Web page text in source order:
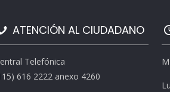
ATENCIÓN AL CIUDADANO
Telefónica
616 2222 anexo 4260